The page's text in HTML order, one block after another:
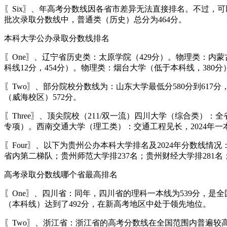
〖Six〗、年高考分数线因各省市差异无法直接排名。不过，
批次录取分数线中，普通类（历史）总分为464分。
本科大学公办录取分数线排名
〖One〗、辽宁省历史类：太原学院（429分）。物理类：内
科线12分，454分）。物理类：烟台大学（低于本科线，380
〖Two〗、部分院校分数线为：山东大学最低分580分到617
（威海校区）572分。
〖Three〗、顶尖院校（211/双一流）四川大学（综合类）：
专项）。西南交通大学（理工类）：交通工程见长，2024年
〖Four〗、以下为贵州公办本科大学排名及2024年分数线情
省内第二梯队；贵州师范大学排237名；贵州财经大学排281
高考录取分数线哪个省最高排名
〖One〗、四川省：同年，四川省的理科一本线为539分，是
（本科线）达到了492分，在新高考地区中处于领先地位。
〖Two〗、浙江省：浙江省的高考分数线在全国范围内普遍